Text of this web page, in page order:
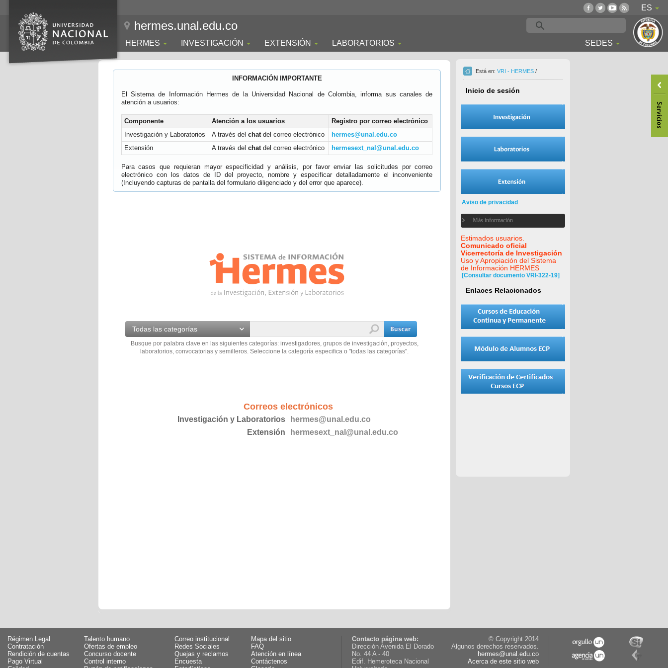
ES
hermes.unal.edu.co
HERMES INVESTIGACIÓN EXTENSIÓN LABORATORIOS SEDES
INFORMACIÓN IMPORTANTE
El Sistema de Información Hermes de la Universidad Nacional de Colombia, informa sus canales de
atención a usuarios:
Componente Atención a los usuarios
Registro por correo electrónico
Investigación y Laboratorios
A través del chatdel correo electrónico
hermes@unal.edu.co
Extensión
A través del chatdel correo electrónico hermesext_nal@unal.edu.co
Para casos que requieran mayor especificidad y análisis, por favor enviar las solicitudes por correo
electrónico con los datos de ID del proyecto, nombre y especificar detalladamente el inconveniente
(Incluyendo capturas de pantalla del formulario diligenciado y del error que aparece).
Todas las categorías
Busque por palabra clave en las siguientes categorías: investigadores, grupos de investigación, proyectos,
laboratorios, convocatorias y semilleros. Seleccione la categoría especifica o "todas las categorías".
Correos electrónicos
Investigación y Laboratorios
hermes@unal.edu.co
Extensión
hermesext_nal@unal.edu.co
Está en: VRI - HERMES /
Inicio de sesión
Aviso de privacidad
Más información
Estimados usuarios.
Comunicado oficial
Vicerrectoría de Investigación
Uso y Apropiación del Sistema
de Información HERMES
[Consultar documento VRI-322-19]
Enlaces Relacionados
Régimen Legal
Talento humano
Contratación
Ofertas de empleo
Rendición de cuentas
Concurso docente
Pago Virtual
Control interno
Correo institucional
Mapa del sitio
Redes Sociales
FAQ
Quejas y reclamos
Atención en línea
Encuesta
Contáctenos
Contacto página web:
Dirección Avenida El Dorado
No. 44 A - 40
Edif. Hemeroteca Nacional
© Copyright 2014
Algunos derechos reservados.
hermes@unal.edu.co
Acerca de este sitio web